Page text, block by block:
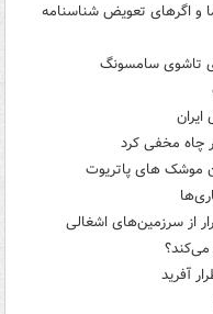
و اگرهای تعویض شناسنامه
تاشوی سامسونگ
چاه مخفی کرد
موشک های پاتریوت
از سرزمین‌های اشغالی
می‌کند؟
آفرید